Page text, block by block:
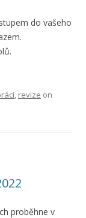
do vašeho
, revize on
proběhne v